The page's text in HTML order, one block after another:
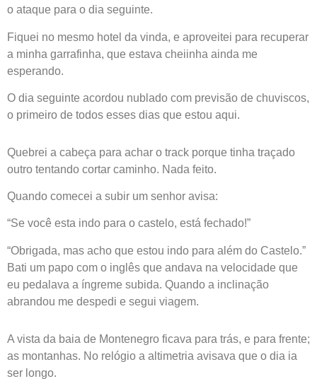
o ataque para o dia seguinte.
Fiquei no mesmo hotel da vinda, e aproveitei para recuperar
a minha garrafinha, que estava cheiinha ainda me
esperando.
O dia seguinte acordou nublado com previsão de chuviscos,
o primeiro de todos esses dias que estou aqui.
Quebrei a cabeça para achar o track porque tinha traçado
outro tentando cortar caminho. Nada feito.
Quando comecei a subir um senhor avisa:
“Se você esta indo para o castelo, está fechado!”
“Obrigada, mas acho que estou indo para além do Castelo.”
Bati um papo com o inglês que andava na velocidade que
eu pedalava a íngreme subida. Quando a inclinação
abrandou me despedi e segui viagem.
A vista da baia de Montenegro ficava para trás, e para frente;
as montanhas. No relógio a altimetria avisava que o dia ia
ser longo.